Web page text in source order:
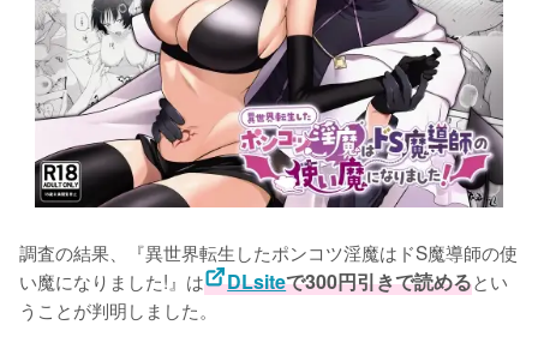
調査の結果、『異世界転生したポンコツ淫魔はドS魔導師の使
い魔になりました!』は
DLsiteで300円引きで読めるとい
うことが判明しました。